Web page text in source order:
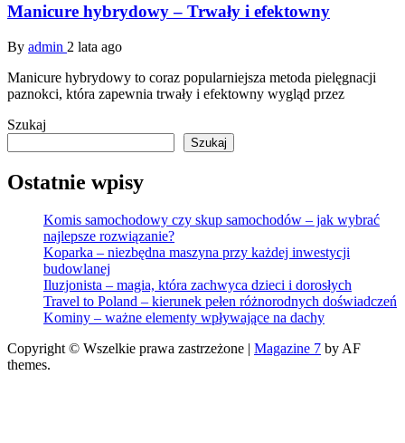
Manicure hybrydowy – Trwały i efektowny
By admin 2 lata ago
Manicure hybrydowy to coraz popularniejsza metoda pielęgnacji
paznokci, która zapewnia trwały i efektowny wygląd przez
Szukaj
Szukaj
Ostatnie wpisy
Komis samochodowy czy skup samochodów – jak wybrać
najlepsze rozwiązanie?
Koparka – niezbędna maszyna przy każdej inwestycji
budowlanej
Iluzjonista – magia, która zachwyca dzieci i dorosłych
Travel to Poland – kierunek pełen różnorodnych doświadczeń
Kominy – ważne elementy wpływające na dachy
Copyright © Wszelkie prawa zastrzeżone | Magazine 7 by AF
themes.